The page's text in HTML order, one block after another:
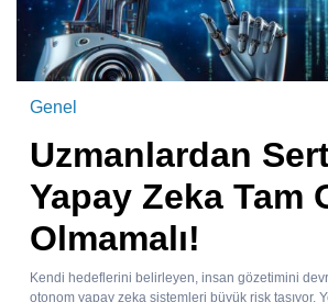
Genel
Uzmanlardan
Yapay Zeka Tam
Olmamalı!
Kendi hedeflerini belirleyen, insan gözetimini
otonom yapay zeka sistemleri büyük risk taşıyor.